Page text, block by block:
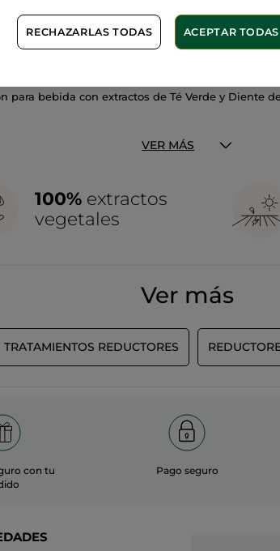
para bebida con extractos de Té Verde y Diente
VER MÁS
100% extractos
vegetales
Ver más
TRATAMIENTOS REDUCTORES
con tu
Pago seguro
RECHAZARLAS TODAS ACEPTAR